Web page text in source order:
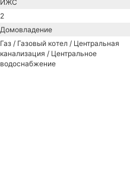
ИЖС
2
Домовладение
Газ / Газовый котел / Центральная
канализация / Центральное
водоснабжение